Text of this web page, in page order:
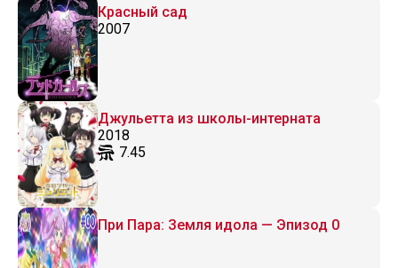
Красный сад
2007
Джульетта из школы-интерната
2018
7.45
При Пара: Земля идола — Эпизод 0